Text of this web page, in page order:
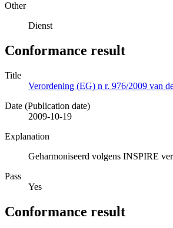
Other
Dienst
Conformance result
Title
Verordening (EG) n r. 976/2009 van
Date (Publication date)
2009-10-19
Explanation
Geharmoniseerd volgens INSPIRE
Pass
Yes
Conformance result